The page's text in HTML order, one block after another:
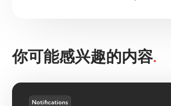
你可能感兴趣的内容.